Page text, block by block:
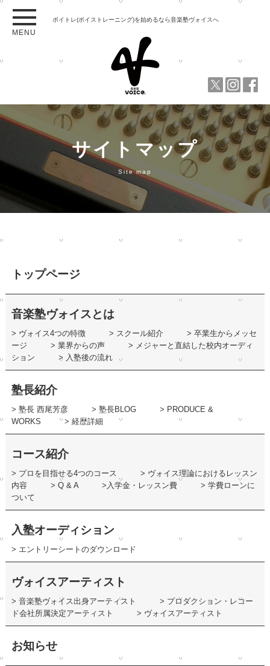
MENU
ボイトレ(ボイストレーニング)を始めるなら音楽塾ヴォイスへ
サイトマップ
Site map
トップページ
音楽塾ヴォイスとは
> ヴォイス4つの特徴 > スクール紹介
> 卒業生からメッセ
ージ
> 業界からの声
> メジャーと直結した校内オーディ
ション
> 入塾後の流れ
塾長紹介
> 塾長 西尾芳彦> 塾長BLOG > PRODUCE &
WORKS
> 経歴詳細
コース紹介
> プロを目指せる4つのコース
> ヴォイス理論におけるレッスン
内容
> Q & A >入学金・レッスン費
> 学費ローンに
ついて
入塾オーディション
> エントリーシートのダウンロード
ヴォイスアーティスト
> 音楽塾ヴォイス出身アーティスト
> プロダクション・レコー
ド会社所属決定アーティスト
> ヴォイスアーティスト
お知らせ